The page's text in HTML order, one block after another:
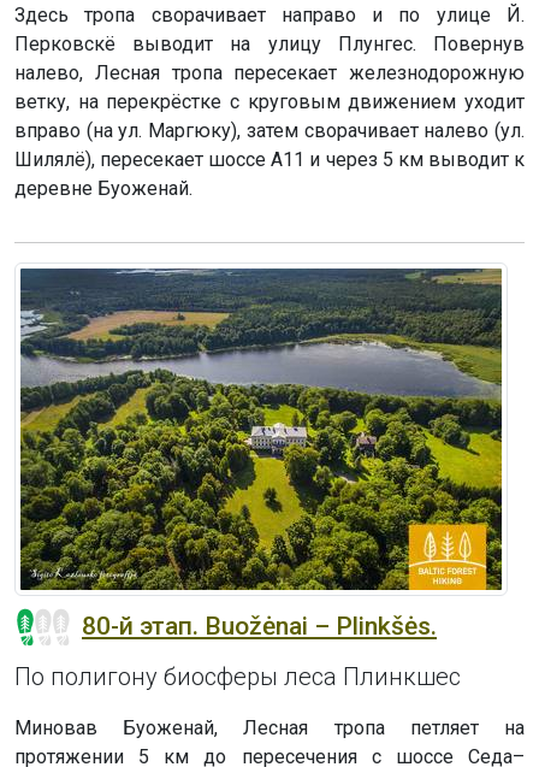
Здесь тропа сворачивает направо и по улице Й.
Перковскё выводит на улицу Плунгес. Повернув
налево, Лесная тропа пересекает железнодорожную
ветку, на перекрёстке с круговым движением уходит
вправо (на ул. Маргюку), затем сворачивает налево (ул.
Шилялё), пересекает шоссе А11 и через 5 км выводит к
деревне Буоженай.
80-й этап. Buožėnai – Plinkšės.
По полигону биосферы леса Плинкшес
Миновав Буоженай, Лесная тропа петляет на
протяжении 5 км до пересечения с шоссе Седа–